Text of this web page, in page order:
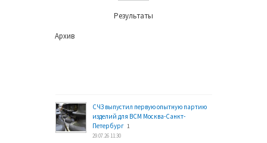
Результаты
Архив
СЧЗ выпустил первую опытную партию
изделий для ВСМ Москва-Санкт-
Петербург 1
29.07.26 11:30